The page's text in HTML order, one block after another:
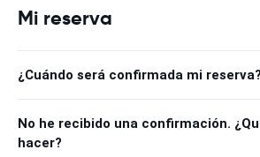
Mi reserva
¿Cuándo será confirmada mi reserva?
No he recibido una confirmación.
hacer?